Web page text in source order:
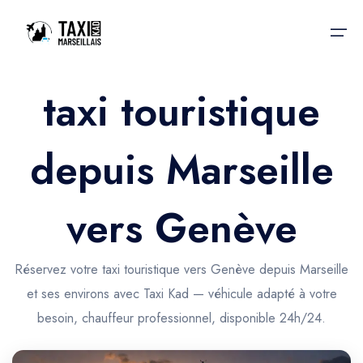
Accueil
Nos services
Nos services
Trajet Gare SNCF
Trajet Port croisière
Trajet Séminaire
Trajet Santé
Taxis aéroport
Réservation
Actualités & évènements
Contactez-nous
taxi touristique
depuis Marseille
vers Genève
Réservez votre taxi touristique vers Genève depuis Marseille
et ses environs avec Taxi Kad — véhicule adapté à votre
besoin, chauffeur professionnel, disponible 24h/24.